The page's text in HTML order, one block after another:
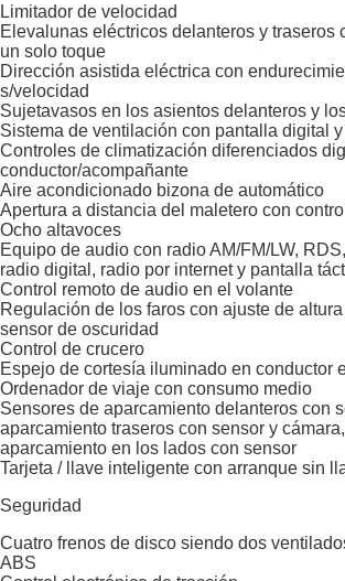
Limitador de velocidad
Elevalunas eléctricos delanteros y traseros
un solo toque
Dirección asistida eléctrica con
s/velocidad
Sujetavasos en los asientos delanteros y
Sistema de ventilación con pantalla digital
Controles de climatización diferenciados
conductor/acompañante
Aire acondicionado bizona de automático
Apertura a distancia del maletero con
Ocho altavoces
Equipo de audio con radio AM/FM/LW,
radio digital, radio por internet y pantalla
Control remoto de audio en el volante
Regulación de los faros con ajuste de
sensor de oscuridad
Control de crucero
Espejo de cortesía iluminado en conductor
Ordenador de viaje con consumo medio
Sensores de aparcamiento delanteros con
aparcamiento traseros con sensor y
aparcamiento en los lados con sensor
Tarjeta / llave inteligente con arranque sin
Seguridad
Cuatro frenos de disco siendo dos
ABS